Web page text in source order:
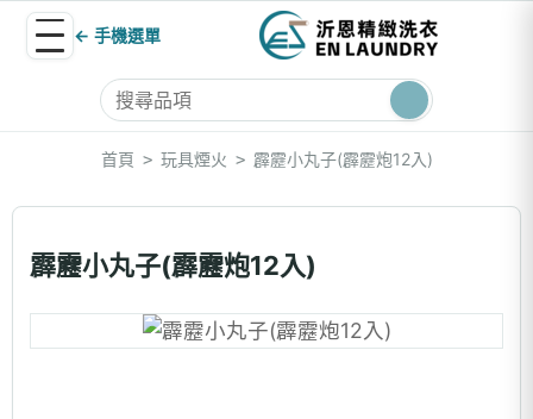
← 手機選單
首頁 > 玩具煙火 > 霹靂小丸子(霹靂炮12入)
霹靂小丸子(霹靂炮12入)